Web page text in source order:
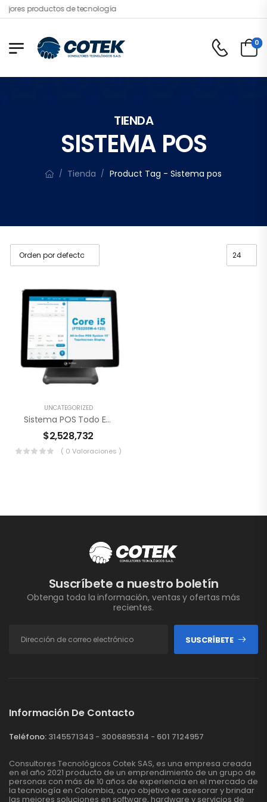
productos de tecnología
0
TIENDA
SISTEMA POS
/ Tienda / Product Tag - Sistema pos
UNCATEGORIZED
Sistema POS Todo En Uno 3nStar J6412
$2,528,732
( 0 Valoraciones )
Suscríbete a nuestro boletín
Obtenga toda la información, ventas y ofertas más
recientes.
SUSCRÍBETE
Información De Contacto
Teléfono: 3145571343 - 3006895314 - 601 7124957
Consultores Tecnológicos Cotek SAS, es una empresa creada
en el año 2021 producto de un emprendimiento de un grupo de
personas con más de 10 años de experiencia en el mercado de
la tecnología en Colombia, cuyo objetivo es asesorar y brindar
las mejores soluciones en software, hardware y servicios de